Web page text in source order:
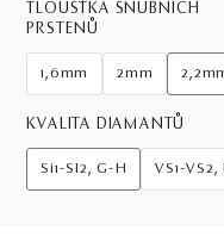
TLOUŠŤKA SNUBNÍCH
PRSTENŮ
1,6mm 2mm
KVALITA DIAMANTŮ
Si1-SI2, G-H VS1-VS2,